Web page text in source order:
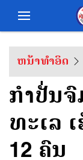
ຫນ້າທຳອິດ
ກຳປັ່ນຈົ
ທະເລ
12 ຄົນ